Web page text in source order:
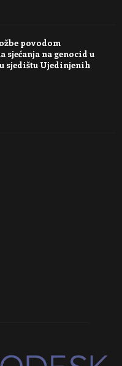
povodom
sjećanja na genocid u
sjedištu Ujedinjenih